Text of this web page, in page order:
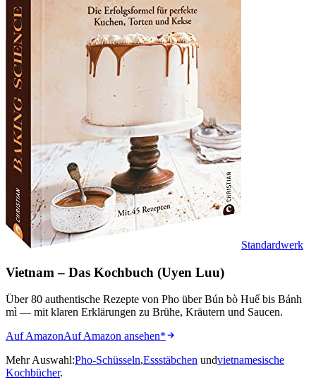
Standardwerk
Vietnam – Das Kochbuch (Uyen Luu)
Über 80 authentische Rezepte von Pho über Bún bò Huế bis Bánh
mì — mit klaren Erklärungen zu Brühe, Kräutern und Saucen.
Auf AmazonAuf Amazon ansehen*
Mehr Auswahl:Pho-Schüsseln,Essstäbchen undvietnamesische
Kochbücher.